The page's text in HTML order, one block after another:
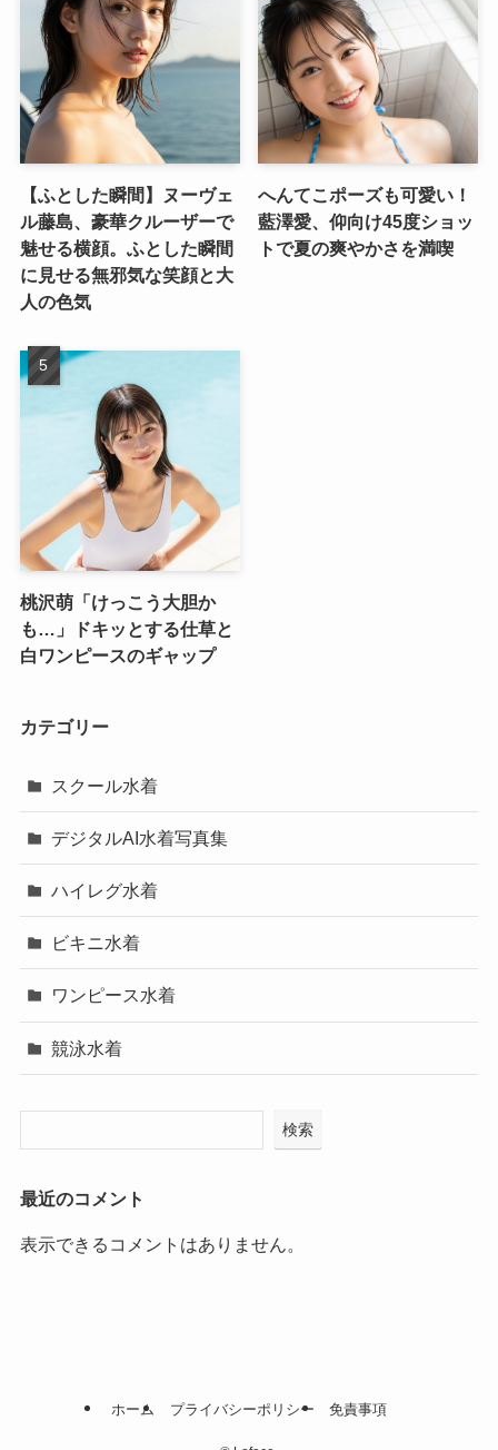
【ふとした瞬間】ヌーヴェ
ル藤島、豪華クルーザーで
魅せる横顔。ふとした瞬間
に見せる無邪気な笑顔と大
人の色気
へんてこポーズも可愛い！
藍澤愛、仰向け45度ショッ
トで夏の爽やかさを満喫
桃沢萌「けっこう大胆か
も…」ドキッとする仕草と
白ワンピースのギャップ
カテゴリー
スクール水着
デジタルAI水着写真集
ハイレグ水着
ビキニ水着
ワンピース水着
競泳水着
検索
最近のコメント
表示できるコメントはありません。
ホーム プライバシーポリシー 免責事項